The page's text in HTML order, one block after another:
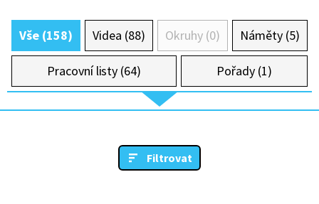
Vše (158) Videa (88) Okruhy (0) Náměty (5)
Pracovní listy (64) Pořady (1)
Filtrovat